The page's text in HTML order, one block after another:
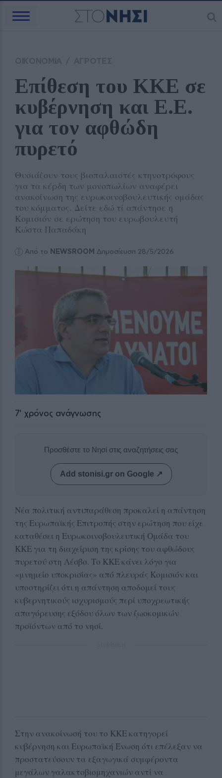
Επίθεση του ΚΚΕ σε
κυβέρνηση και Ε.Ε.
για τον αφθώδη
πυρετό
Θυσιάζουν τους βιοπαλαιστές κτηνοτρόφους
για τα κέρδη των μονοπωλίων αναφέρει
ανακοίνωση της ευρωκοινοβουλευτικής ομάδας
του κόμματος. Δείτε εδώ τί απάντησε η
Κομισιόν σε ερώτηση του ευρωβουλευτή
Κώστα Παπαδάκη
Από το NEWSROOM Δημοσίευση 28/5/2026
7' χρόνος ανάγνωσης
Προσθέστε το Νησί στις αναζητήσεις σας
Add stonisi.gr on Google ↗
Νέα πολιτική αντιπαράθεση προκαλεί η απάντηση
της Ευρωπαϊκής Επιτροπής στην ερώτηση που είχε
καταθέσει η Ευρωκοινοβουλευτική Ομάδα του
ΚΚΕ για τη διαχείριση της κρίσης του αφθώδους
πυρετού στη Λέσβο. Το ΚΚΕ κάνει λόγο για
«μνημείο υποκρισίας» από πλευράς Κομισιόν και
υποστηρίζει ότι η απάντηση αποδομεί τους
κυβερνητικούς ισχυρισμούς περί υποχρεωτικής
απαγόρευσης εξόδου όλων των ζωοκομικών
προϊόντων από το νησί.
Στην ανακοίνωσή του το ΚΚΕ κατηγορεί
κυβέρνηση και Ευρωπαϊκή Ένωση ότι επέλεξαν να
προστατεύσουν τα εξαγωγικά συμφέροντα
μεγάλων γαλακτοβιομηχανιών αντί να